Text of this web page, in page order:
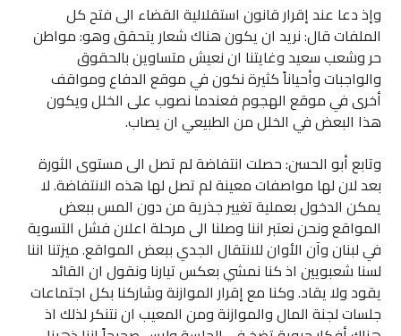
وإذ دعا عند إقرار قانون استقلالية القضاء الى فتح كل
الملفات قال: نريد ان يكون هناك شعار يتحقق وهو: مواطن
حر وشعب سعيد وغايتنا ان نعيش متساوين بالحقوق
والواجبات وأحياناً كثيرة نكون في موقع الدفاع ومواقف
أخرى في موقع الهجوم فعندما نصوب على الخلل ويكون
هذا البعض في الخلل من الطبيعي ان يصاب.
وتابع أبو الحسن: حصلت انتفاضة لم تصل الى مستوى الثورة
بعد لان لها مواصفات معينة لم تصل لها هذه الانتفاضة. لا
يمكن الدخول بعملية تغيير جذرية من دون المس ببعض
المواقع ونحن نعتبر اننا وصلنا الى مرحلة اعلان فشل التسوية
في لبنان وآن الأوان للانتقال الجدي ببعض المواقع. ميزتنا اننا
لسنا شعبويين اذ كنا نمشي بعكس تيارنا ونقول ان القائد
يقود ولا يقاد. وكنا مع إقرار الموازنة وشاركنا بكل اجتماعات
جلسات لجنة المال والموازنة ومن المعيب ان نتنكر لذلك اذ